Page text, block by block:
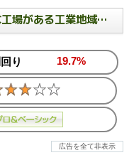
大阪府大阪市西成区の小規模な工場がある工業地域の戸建
り 19.7%
広告を全て非表示